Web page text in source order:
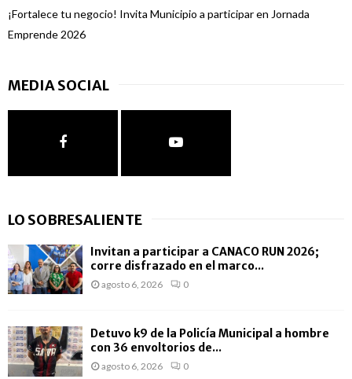
¡Fortalece tu negocio! Invita Municipio a participar en Jornada
Emprende 2026
MEDIA SOCIAL
LO SOBRESALIENTE
Invitan a participar a CANACO RUN 2026;
corre disfrazado en el marco...
agosto 6, 2026 0
Detuvo k9 de la Policía Municipal a hombre
con 36 envoltorios de...
agosto 6, 2026 0